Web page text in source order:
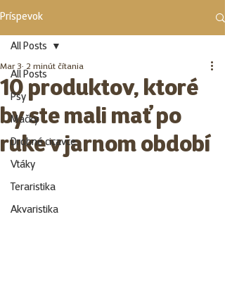
Príspevok
All Posts
Psy
Mačky
Drobné cicavce
Vtáky
Teraristika
Akvaristika
All Posts
10 produktov, ktoré
by ste mali mať po
ruke v jarnom období
Mar 3 2 minút čítania